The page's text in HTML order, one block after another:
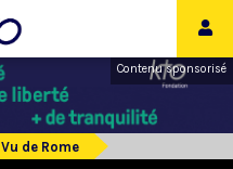
Contenu sponsorisé
Vu de Rome